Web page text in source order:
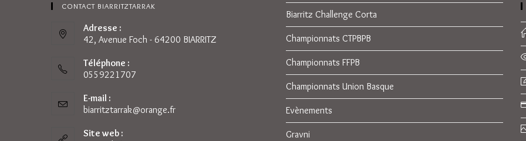
CONTACT BIARRITZTARRAK
Adresse :
42, Avenue Foch - 64200 BIARRITZ
Téléphone :
0559221707
E-mail :
biarritztarrak@orange.frS’ouvre
Site web :
Biarritz Challenge Corta
Championnats CTPBPB
Championnats FFPB
Championnats Union Basque
Evènements
Gravni